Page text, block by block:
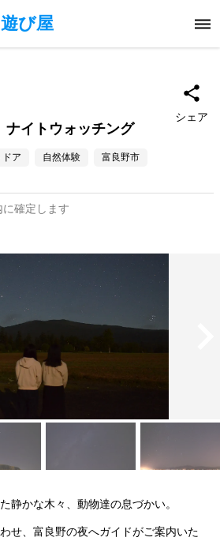
び屋
ナイトウォッチング
シェア
ドア 自然体験 富良野市
確定します
静かな木々、動物達の息づかい。
せ、富良野の夜へガイドがご案内いた